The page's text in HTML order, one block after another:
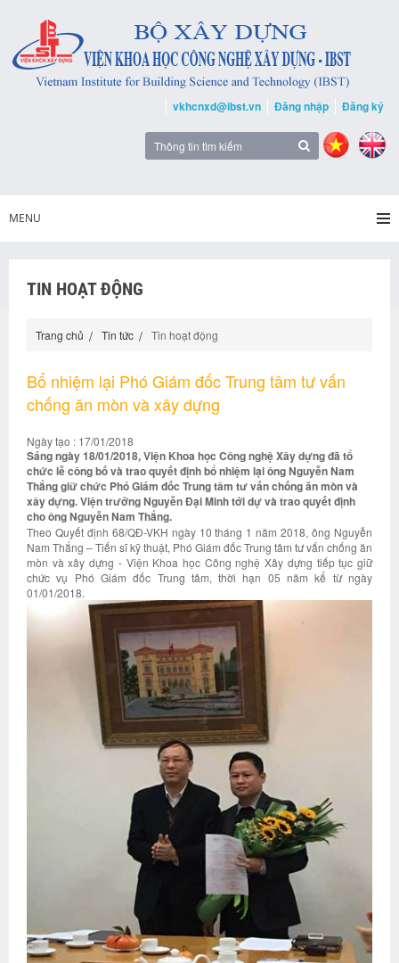
vkhcnxd@ibst.vn Đăng nhập Đăng ký
MENU
TIN HOẠT ĐỘNG
Trang chủ Tin tức Tin hoạt động
Bổ nhiệm lại Phó Giám đốc Trung tâm tư vấn
chống ăn mòn và xây dựng
Ngày tạo : 17/01/2018
Sáng ngày 18/01/2018, Viện Khoa học Công nghệ Xây dựng đã tổ
chức lễ công bố và trao quyết định bổ nhiệm lại ông Nguyễn Nam
Thắng giữ chức Phó Giám đốc Trung tâm tư vấn chống ăn mòn và
xây dựng. Viện trưởng Nguyễn Đại Minh tới dự và trao quyết định
cho ông Nguyễn Nam Thắng.
Theo Quyết định 68/QĐ-VKH ngày 10 tháng 1 năm 2018, ông Nguyễn
Nam Thắng – Tiến sĩ kỹ thuật, Phó Giám đốc Trung tâm tư vấn chống ăn
mòn và xây dựng - Viện Khoa học Công nghệ Xây dựng tiếp tục giữ
chức vụ Phó Giám đốc Trung tâm, thời hạn 05 năm kể từ ngày
01/01/2018.